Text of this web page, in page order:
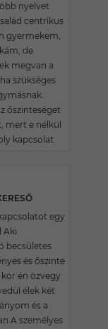
nyelvet
centrikus
gyermekem,
de
megvan a
szükséges
őszinteséget
mert e nélkül
kapcsolat.
egy
Aki
becsületes
és őszinte
én özvegy
élek két
és a
A személyes